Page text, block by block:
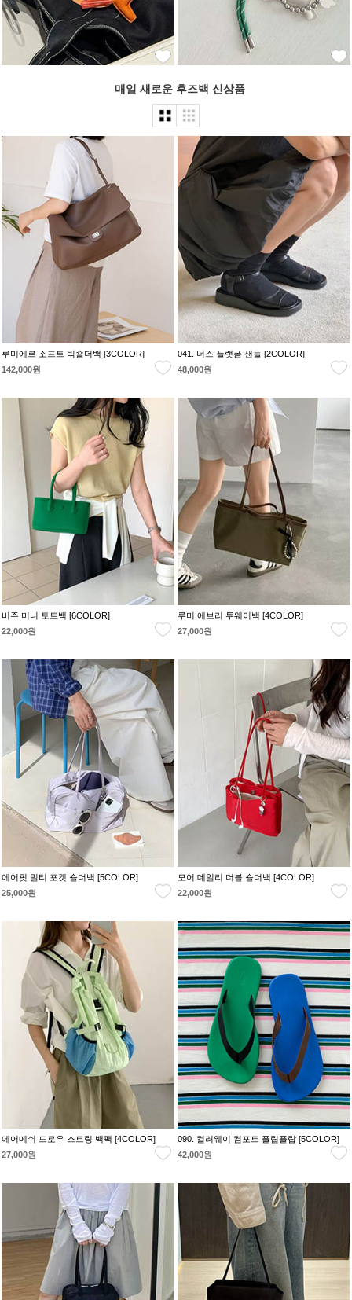
매일 새로운 후즈백 신상품
루미에르 소프트 빅숄더백 [3COLOR]
142,000원
041. 너스 플랫폼 샌들 [2COLOR]
48,000원
비쥬 미니 토트백 [6COLOR]
22,000원
루미 에브리 투웨이백 [4COLOR]
27,000원
에어핏 멀티 포켓 숄더백 [5COLOR]
25,000원
모어 데일리 더블 숄더백 [4COLOR]
22,000원
에어메쉬 드로우 스트링 백팩 [4COLOR]
27,000원
090. 컬러웨이 컴포트 플립플랍 [5COLOR]
42,000원